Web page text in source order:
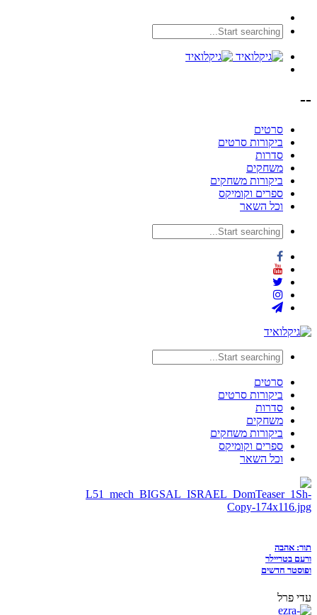
--
סרטים
ביקורות סרטים
סדרות
משחקים
ביקורות משחקים
ספרים וקומיקס
וכל השאר
סרטים
ביקורות סרטים
סדרות
משחקים
ביקורות משחקים
ספרים וקומיקס
וכל השאר
תור: אהבה
ורעם בטריילר
ופוסטר חדשים
עדי פרל